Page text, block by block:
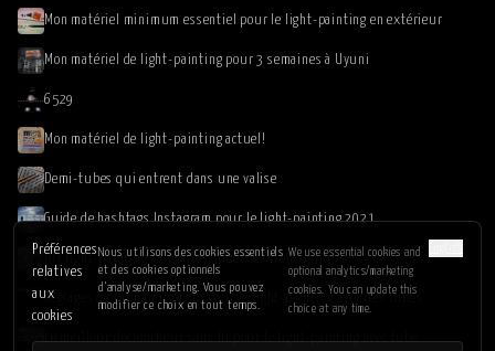
Mon matériel minimum essentiel pour le light-painting en extérieur
Mon matériel de light-painting pour 3 semaines à Uyuni
6529
Mon matériel de light-painting actuel!
Demi-tubes qui entrent dans une valise
Guide de hashtags Instagram pour le light-painting 2021
DIY light-painting : aiguilles, fouets et fibre optique
Réglages de l'appareil photo pour le light-painting avec des tubes
Le meilleur déclencheur sans fil pour le light-painting avec tube
Préférences
relatives
aux
cookies
Nous utilisons des cookies essentiels
et des cookies optionnels
d'analyse/marketing. Vous pouvez
modifier ce choix en tout temps.
We use essential cookies and
optional analytics/marketing
cookies. You can update this
choice at any time.